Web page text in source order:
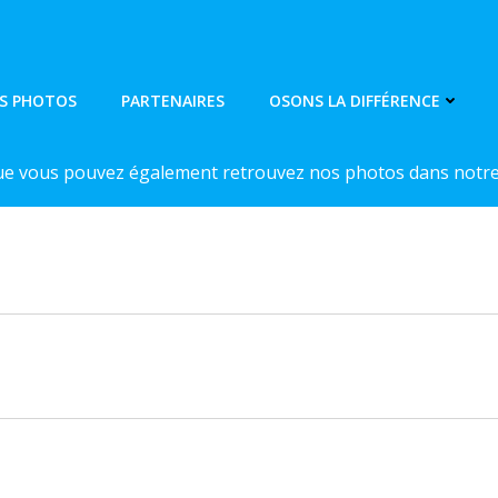
PHOTOS PARTENAIRES OSONS LA DIFFÉRENCE
vous pouvez également retrouvez nos photos dans